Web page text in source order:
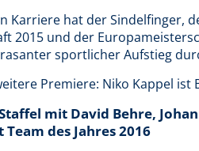
Karriere hat der Sindelfinger,
2015 und der
sportlicher Aufstieg
Premiere: Niko Kappel ist
mit David Behre,
des Jahres 2016